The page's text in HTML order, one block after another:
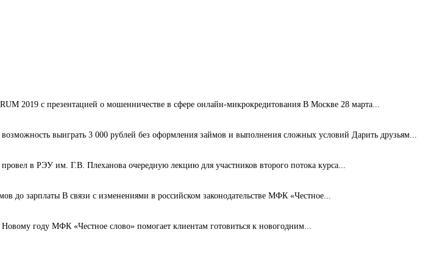
2019 с презентацией о мошенничестве в сфере онлайн-микрокредитования В Москве 28 марта...
выиграть 3 000 рублей без оформления займов и выполнения сложных условий Дарить друзьям...
в РЭУ им. Г.В. Плеханова очередную лекцию для участников второго потока курса...
до зарплаты В связи с изменениями в российском законодательстве МФК «Честное...
году МФК «Честное слово» помогает клиентам готовиться к новогодним...